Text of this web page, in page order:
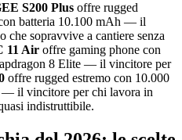
S200 Plus offre rugged
batteria 10.100 mAh — il
sopravvive a cantiere senza
11 Air offre gaming phone con
8 Elite — il vincitore per
offre rugged estremo con 10.000
il vincitore per chi lavora in
indistruttibile.